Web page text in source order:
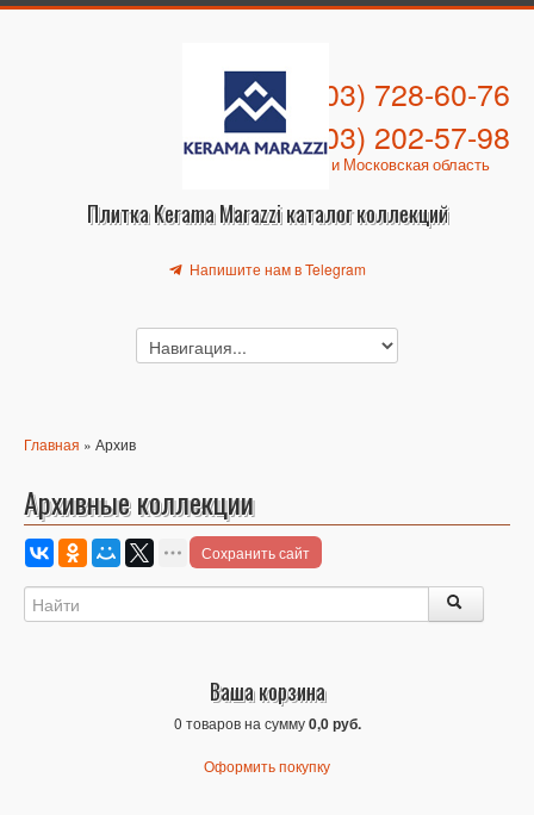
Плитка Kerama Marazzi каталог коллекций
+7 (903) 728-60-76
+7 (903) 202-57-98
Москва и Московская область
Напишите нам в Telegram
Главная » Архив
Архивные коллекции
Сохранить сайт
Ваша корзина
0 товаров на сумму0,0 руб.
Оформить покупку